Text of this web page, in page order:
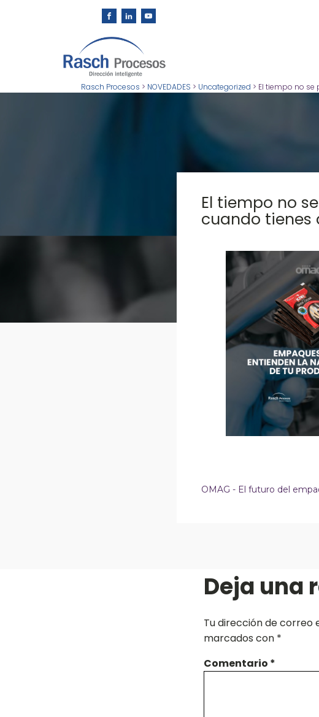
Rasch Procesos > NOVEDADES > Uncategorized > El tiempo no se
El tiempo no
cuando tienes
OMAG - El futuro del
Deja una
Tu dirección de correo
marcados con *
Comentario *